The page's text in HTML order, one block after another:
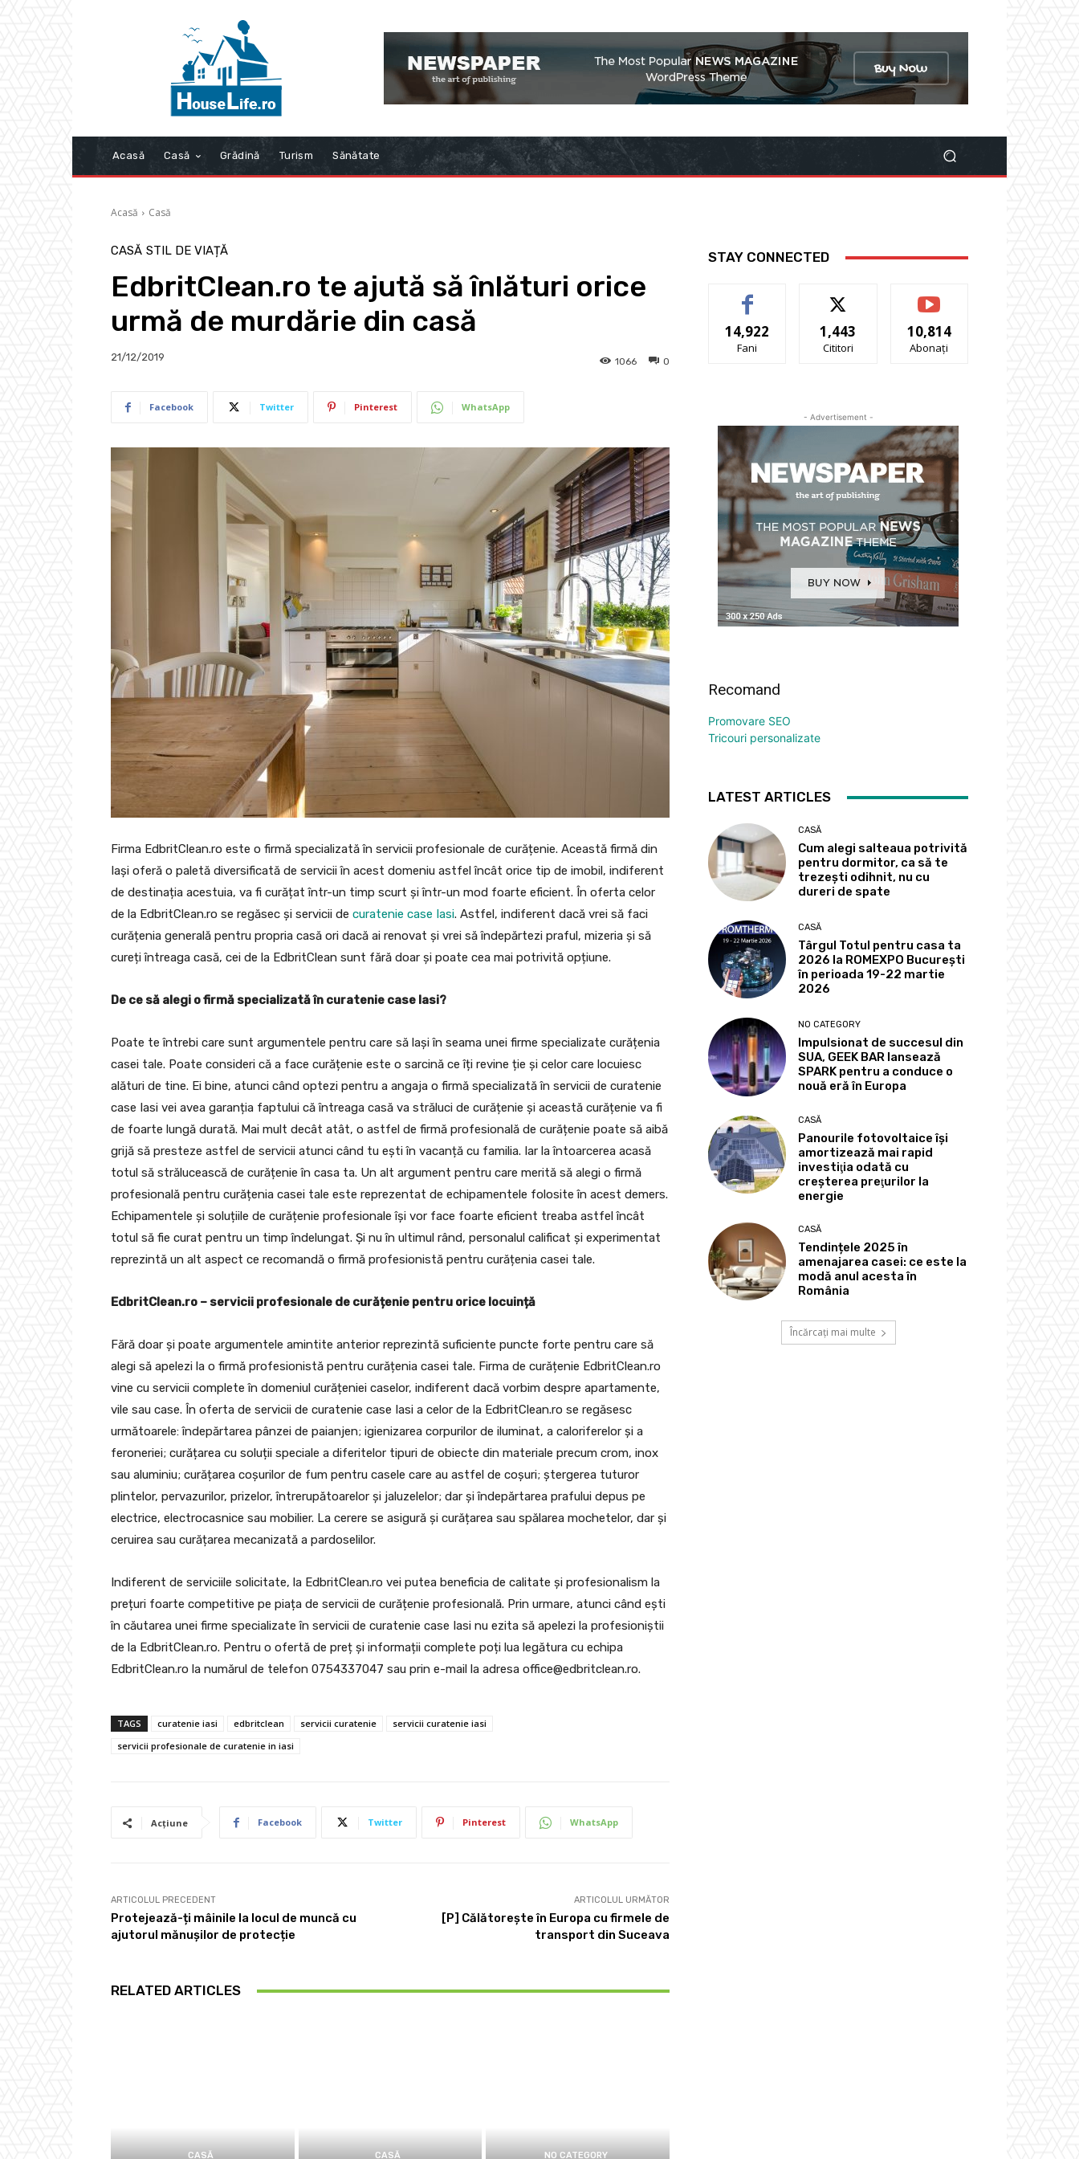
Acasă Casă Grădină Turism Sănătate
Acasă Casă
CASĂ STIL DE VIAȚĂ
EdbritClean.ro te ajută să înlături orice
urmă de murdărie din casă
21/12/2019 0
1066
Facebook Twitter Pinterest WhatsApp
Firma EdbritClean.ro este o firmă specializată în servicii profesionale de curățenie. Această firmă din
Iași oferă o paletă diversificată de servicii în acest domeniu astfel încât orice tip de imobil, indiferent
de destinația acestuia, va fi curățat într-un timp scurt și într-un mod foarte eficient. În oferta celor
de la EdbritClean.ro se regăsec și servicii de curatenie case Iasi. Astfel, indiferent dacă vrei să faci
curățenia generală pentru propria casă ori dacă ai renovat și vrei să îndepărtezi praful, mizeria și să
cureți întreaga casă, cei de la EdbritClean sunt fără doar și poate cea mai potrivită opțiune.
De ce să alegi o firmă specializată în curatenie case Iasi?
Poate te întrebi care sunt argumentele pentru care să lași în seama unei firme specializate curățenia
casei tale. Poate consideri că a face curățenie este o sarcină ce îți revine ție și celor care locuiesc
alături de tine. Ei bine, atunci când optezi pentru a angaja o firmă specializată în servicii de curatenie
case Iasi vei avea garanția faptului că întreaga casă va străluci de curățenie și această curățenie va fi
de foarte lungă durată. Mai mult decât atât, o astfel de firmă profesională de curățenie poate să aibă
grijă să presteze astfel de servicii atunci când tu ești în vacanță cu familia. Iar la întoarcerea acasă
totul să strălucească de curățenie în casa ta. Un alt argument pentru care merită să alegi o firmă
profesională pentru curățenia casei tale este reprezentat de echipamentele folosite în acest demers.
Echipamentele și soluțiile de curățenie profesionale își vor face foarte eficient treaba astfel încât
totul să fie curat pentru un timp îndelungat. Și nu în ultimul rând, personalul calificat și experimentat
reprezintă un alt aspect ce recomandă o firmă profesionistă pentru curățenia casei tale.
EdbritClean.ro – servicii profesionale de curățenie pentru orice locuință
Fără doar și poate argumentele amintite anterior reprezintă suficiente puncte forte pentru care să
alegi să apelezi la o firmă profesionistă pentru curățenia casei tale. Firma de curățenie EdbritClean.ro
vine cu servicii complete în domeniul curățeniei caselor, indiferent dacă vorbim despre apartamente,
vile sau case. În oferta de servicii de curatenie case Iasi a celor de la EdbritClean.ro se regăsesc
următoarele: îndepărtarea pânzei de paianjen; igienizarea corpurilor de iluminat, a caloriferelor și a
feroneriei; curățarea cu soluții speciale a diferitelor tipuri de obiecte din materiale precum crom, inox
sau aluminiu; curățarea coșurilor de fum pentru casele care au astfel de coșuri; ștergerea tuturor
plintelor, pervazurilor, prizelor, întrerupătoarelor și jaluzelelor; dar și îndepărtarea prafului depus pe
electrice, electrocasnice sau mobilier. La cerere se asigură și curățarea sau spălarea mochetelor, dar și
ceruirea sau curățarea mecanizată a pardoselilor.
Indiferent de serviciile solicitate, la EdbritClean.ro vei putea beneficia de calitate și profesionalism la
prețuri foarte competitive pe piața de servicii de curățenie profesională. Prin urmare, atunci când ești
în căutarea unei firme specializate în servicii de curatenie case Iasi nu ezita să apelezi la profesioniștii
de la EdbritClean.ro. Pentru o ofertă de preț și informații complete poți lua legătura cu echipa
EdbritClean.ro la numărul de telefon 0754337047 sau prin e-mail la adresa office@edbritclean.ro.
TAGS curatenie iasi edbritclean servicii curatenie
servicii curatenie iasi
servicii profesionale de curatenie in iasi
Acțiune Facebook Twitter Pinterest WhatsApp
ARTICOLUL PRECEDENT
Protejează-ți mâinile la locul de muncă cu
ajutorul mănușilor de protecție
ARTICOLUL URMĂTOR
[P] Călătorește în Europa cu firmele de
transport din Suceava
RELATED ARTICLES
CASĂ CASĂ NO CATEGORY
STAY CONNECTED
14,922
Fani
1,443
Cititori
10,814
Abonați
- Advertisement -
Recomand
Promovare SEO
Tricouri personalizate
LATEST ARTICLES
CASĂ
Cum alegi salteaua potrivită
pentru dormitor, ca să te
trezești odihnit, nu cu
dureri de spate
CASĂ
Târgul Totul pentru casa ta
2026 la ROMEXPO Bucureşti
în perioada 19-22 martie
2026
NO CATEGORY
Impulsionat de succesul din
SUA, GEEK BAR lansează
SPARK pentru a conduce o
nouă eră în Europa
CASĂ
Panourile fotovoltaice îşi
amortizează mai rapid
investiţia odată cu
creşterea preţurilor la
energie
CASĂ
Tendințele 2025 în
amenajarea casei: ce este la
modă anul acesta în
România
Încărcați mai multe